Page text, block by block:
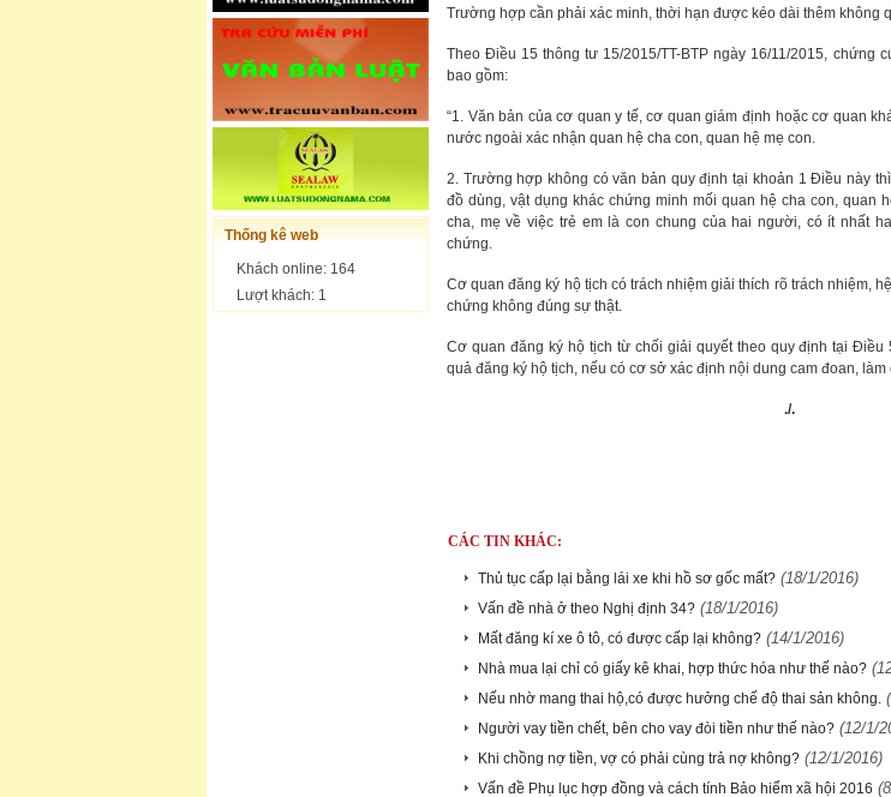
Thống kê web
Khách online: 164
Lượt khách: 1
Trường hợp cần phải xác minh, thời hạn được kéo dài thêm không
Theo Điều 15 thông tư 15/2015/TT-BTP ngày 16/11/2015, chứng
bao gồm:
“1. Văn bản của cơ quan y tế, cơ quan giám định hoặc cơ quan
nước ngoài xác nhận quan hệ cha con, quan hệ mẹ con.
2. Trường hợp không có văn bản quy định tại khoản 1 Điều này
đồ dùng, vật dụng khác chứng minh mối quan hệ cha con, quan
cha, mẹ về việc trẻ em là con chung của hai người, có ít nhất
chứng.
Cơ quan đăng ký hộ tịch có trách nhiệm giải thích rõ trách nhiệm,
chứng không đúng sự thật.
Cơ quan đăng ký hộ tịch từ chối giải quyết theo quy định tại Điều
quả đăng ký hộ tịch, nếu có cơ sở xác định nội dung cam đoan,
./.
CÁC TIN KHÁC:
Thủ tục cấp lại bằng lái xe khi hồ sơ gốc mất? (18/1/2016)
Vấn đề nhà ở theo Nghị định 34? (18/1/2016)
Mất đăng kí xe ô tô, có được cấp lại không? (14/1/2016)
Nhà mua lại chỉ có giấy kê khai, hợp thức hóa như thế nào?
Nếu nhờ mang thai hộ,có được hưởng chế độ thai sản không.
Người vay tiền chết, bên cho vay đòi tiền như thế nào? (12/1/
Khi chồng nợ tiền, vợ có phải cùng trả nợ không? (12/1/2016)
Vấn đề Phụ lục hợp đồng và cách tính Bảo hiểm xã hội 2016